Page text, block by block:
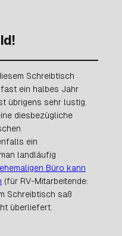
Schreibtisch
ein halbes Jahr
übrigens sehr lustig.
diesbezügliche
ein
landläufig
Büro kann
(für RV-Mitarbeitende:
Schreibtisch saß
überliefert.